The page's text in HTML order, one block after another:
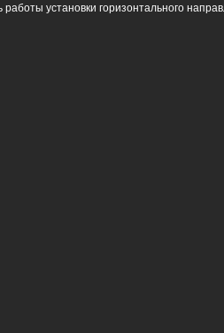
установки горизонтального